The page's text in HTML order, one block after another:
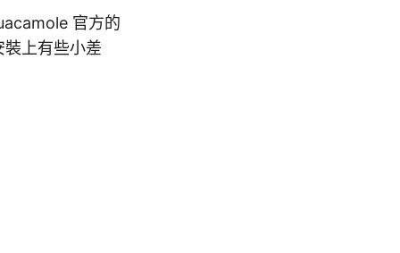
官方的
上有些小差